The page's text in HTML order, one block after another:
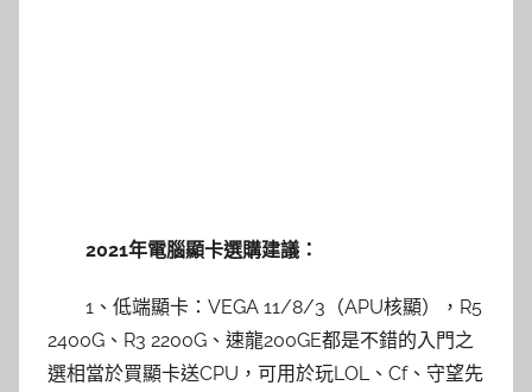
2021年電腦顯卡選購建議：
1、低端顯卡：VEGA 11/8/3（APU核顯），R5
2400G、R3 2200G、速龍200GE都是不錯的入門之
選相當於買顯卡送CPU，可用於玩LOL、Cf、守望先